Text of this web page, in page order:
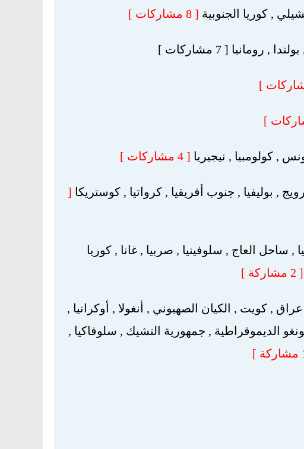
, كوريا الجنوبية [ 8 مشاركات ]
رومانيا [ 7 مشاركات ]
, كولومبيا , نيجيريا [ 4 مشاركات ]
, بوليفيا , جنوب أفريقيا , كرواتيا , كوستريكا [
, ساحل العاج , سلوفينيا , صربيا , غانا , كوريا
[ 2 مشاركة ]
, كويت , الكيان الصهيوني , أنغولا , أوكرانيا ,
الديموقراطية , جمهورية التشيك , سلوفاكيا ,